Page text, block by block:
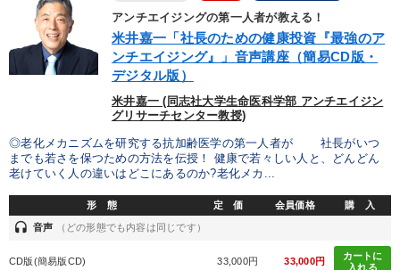
アンチエイジングの第一人者が教える！
米井嘉一「社長のための健康投資『最強のア
ンチエイジング』」音声講座（簡易CD版・
デジタル版）
米井嘉一 (同志社大学生命医科学部 アンチエイジン
グリサーチセンター教授)
◎老化メカニズムを研究する抗加齢医学の第一人者が 社長がいつ
までも若さを保つための方法を伝授！ 健康で若々しい人と、どんどん
老けていく人の違いはどこにあるのか?老化メカ...
形 態 定 価 会員価格 購 入
headset 音声 （どの形態でも内容は同じです）
CD版(簡易版CD) 33,000円 33,000円
カートに
入れる